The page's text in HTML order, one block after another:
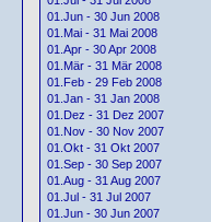
01.Jun - 30 Jun 2008
01.Mai - 31 Mai 2008
01.Apr - 30 Apr 2008
01.Mär - 31 Mär 2008
01.Feb - 29 Feb 2008
01.Jan - 31 Jan 2008
01.Dez - 31 Dez 2007
01.Nov - 30 Nov 2007
01.Okt - 31 Okt 2007
01.Sep - 30 Sep 2007
01.Aug - 31 Aug 2007
01.Jul - 31 Jul 2007
01.Jun - 30 Jun 2007